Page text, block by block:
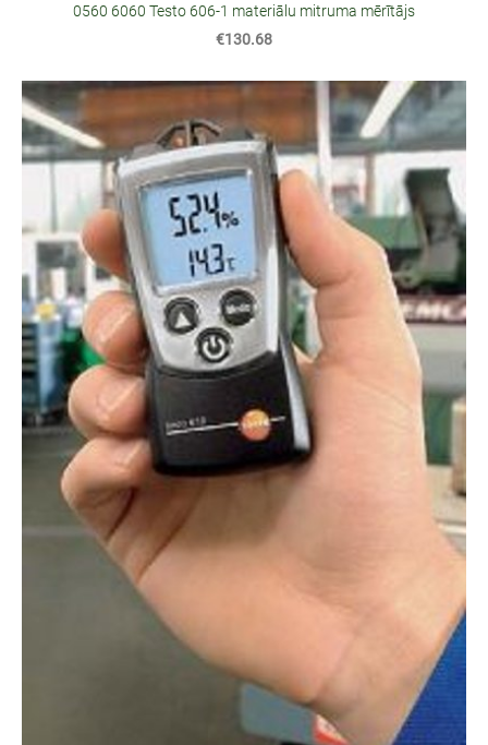
0560 6060 Testo 606-1 materiālu mitruma mērītājs
€130.68